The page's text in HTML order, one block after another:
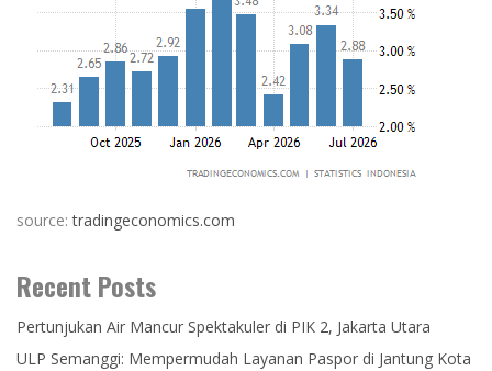
source:tradingeconomics.com
Recent Posts
Pertunjukan Air Mancur Spektakuler di PIK 2, Jakarta Utara
ULP Semanggi: Mempermudah Layanan Paspor di Jantung Kota